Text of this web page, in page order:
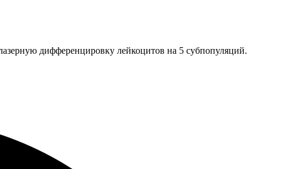
дифференцировку лейкоцитов на 5 субпопуляций.